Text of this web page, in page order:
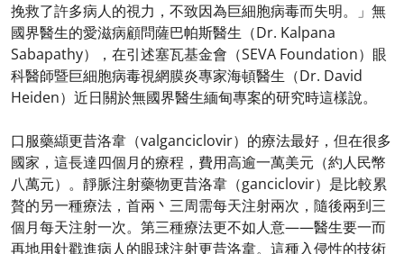
挽救了許多病人的視力，不致因為巨細胞病毒而失明。」無
國界醫生的愛滋病顧問薩巴帕斯醫生（Dr. Kalpana
Sabapathy），在引述塞瓦基金會（SEVA Foundation）眼
科醫師暨巨細胞病毒視網膜炎專家海頓醫生（Dr. David
Heiden）近日關於無國界醫生緬甸專案的研究時這樣說。
口服藥纈更昔洛韋（valganciclovir）的療法最好，但在很多
國家，這長達四個月的療程，費用高逾一萬美元（約人民幣
八萬元）。靜脈注射藥物更昔洛韋（ganciclovir）是比較累
贅的另一種療法，首兩丶三周需每天注射兩次，隨後兩到三
個月每天注射一次。第三種療法更不如人意——醫生要一而
再地用針戳進病人的眼球注射更昔洛韋。這種入侵性的技術